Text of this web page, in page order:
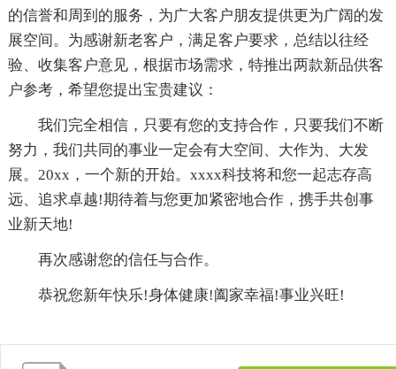
的信誉和周到的服务，为广大客户朋友提供更为广阔的发
展空间。为感谢新老客户，满足客户要求，总结以往经
验、收集客户意见，根据市场需求，特推出两款新品供客
户参考，希望您提出宝贵建议：
我们完全相信，只要有您的支持合作，只要我们不断
努力，我们共同的事业一定会有大空间、大作为、大发
展。20xx，一个新的开始。xxxx科技将和您一起志存高
远、追求卓越!期待着与您更加紧密地合作，携手共创事
业新天地!
再次感谢您的信任与合作。
恭祝您新年快乐!身体健康!阖家幸福!事业兴旺!